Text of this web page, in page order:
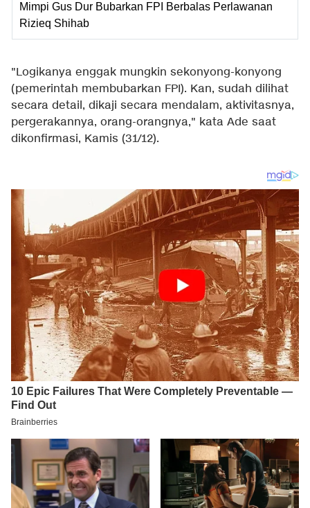
Mimpi Gus Dur Bubarkan FPI Berbalas Perlawanan
Rizieq Shihab
"Logikanya enggak mungkin sekonyong-konyong
(pemerintah membubarkan FPI). Kan, sudah dilihat
secara detail, dikaji secara mendalam, aktivitasnya,
pergerakannya, orang-orangnya," kata Ade saat
dikonfirmasi, Kamis (31/12).